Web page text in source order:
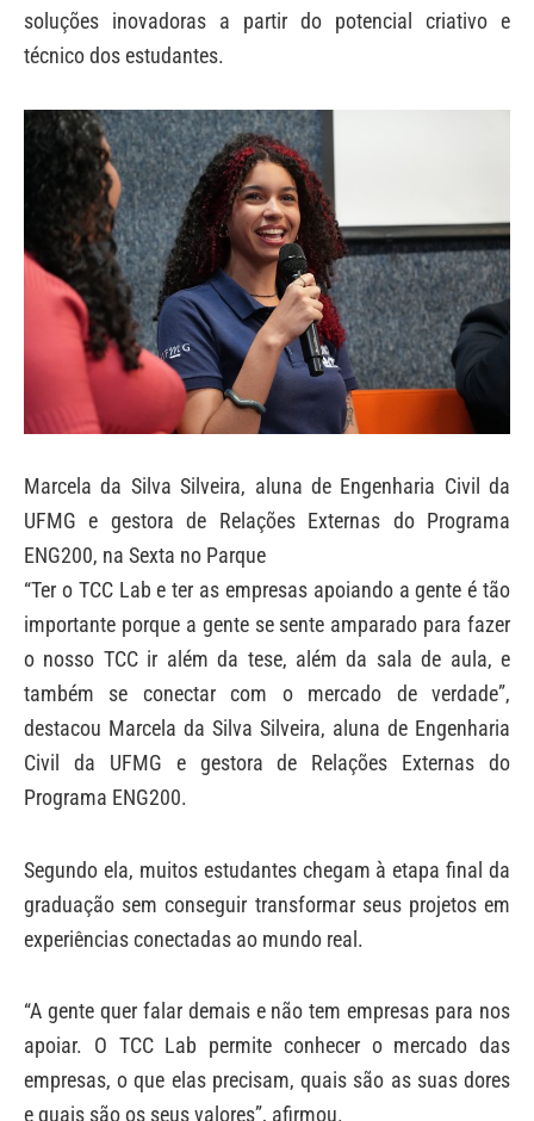
soluções inovadoras a partir do potencial criativo e
técnico dos estudantes.
Marcela da Silva Silveira, aluna de Engenharia Civil da
UFMG e gestora de Relações Externas do Programa
ENG200, na Sexta no Parque
“Ter o TCC Lab e ter as empresas apoiando a gente é tão
importante porque a gente se sente amparado para fazer
o nosso TCC ir além da tese, além da sala de aula, e
também se conectar com o mercado de verdade”,
destacou Marcela da Silva Silveira, aluna de Engenharia
Civil da UFMG e gestora de Relações Externas do
Programa ENG200.
Segundo ela, muitos estudantes chegam à etapa final da
graduação sem conseguir transformar seus projetos em
experiências conectadas ao mundo real.
“A gente quer falar demais e não tem empresas para nos
apoiar. O TCC Lab permite conhecer o mercado das
empresas, o que elas precisam, quais são as suas dores
e quais são os seus valores”, afirmou.